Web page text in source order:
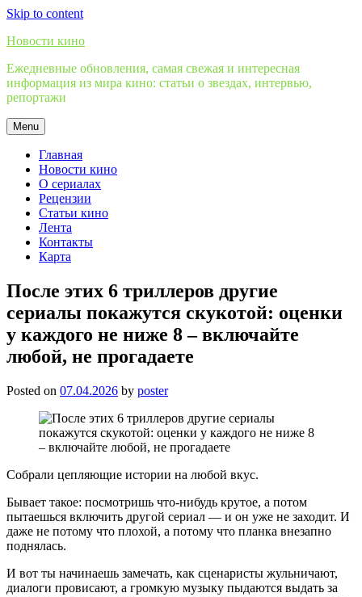
Skip to content
Новости кино
Ежедневные обновления, самая свежая и интересная
информация из мира кино: статьи о звездах, интервью,
репортажи
Menu
Главная
Новости кино
О сериалах
Рецензии
Статьи кино
Лента
Контакты
Карта
После этих 6 триллеров другие
сериалы покажутся скукотой: оценки
у каждого не ниже 8 – включайте
любой, не прогадаете
Posted on 07.04.2026 by poster
Собрали цепляющие истории на любой вкус.
Бывает такое: посмотришь что-нибудь крутое, а потом
пытаешься включить другой сериал — и он уже не заходит. И
даже не потому что плохой, а потому что планка внезапно
поднялась.
И вот ты начинаешь замечать, как сценаристы жульничают,
диалоги провисают, а громкую музыку пыдаются выдать за